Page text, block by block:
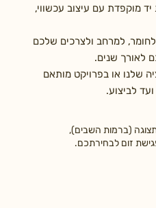
מוקפדת עם עיצוב עכשווי,
למרחב ולצרכים שלכם
לאורך שנים.
שלנו או בפרויקט מותאם
לביצוע.
(ברמות השבים),
זום לבחירתכם.